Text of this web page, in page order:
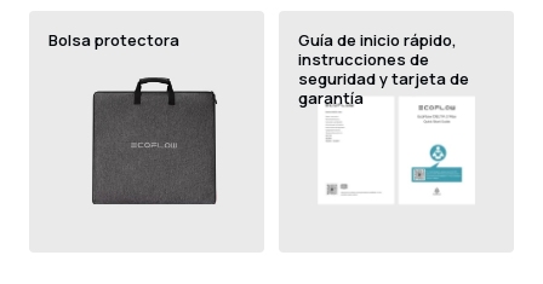
Bolsa protectora
Guía de inicio rápido,
instrucciones de
seguridad y tarjeta de
garantía